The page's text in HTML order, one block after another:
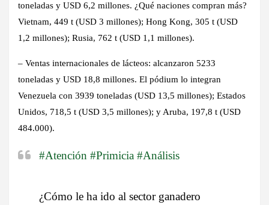
toneladas y USD 6,2 millones. ¿Qué naciones compran más?
Vietnam, 449 t (USD 3 millones); Hong Kong, 305 t (USD
1,2 millones); Rusia, 762 t (USD 1,1 millones).
– Ventas internacionales de lácteos: alcanzaron 5233
toneladas y USD 18,8 millones. El pódium lo integran
Venezuela con 3939 toneladas (USD 13,5 millones); Estados
Unidos, 718,5 t (USD 3,5 millones); y Aruba, 197,8 t (USD
484.000).
#Atención #Primicia #Análisis
¿Cómo le ha ido al sector ganadero